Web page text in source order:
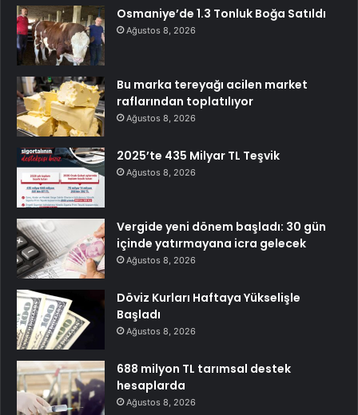
Osmaniye’de 1.3 Tonluk Boğa Satıldı
Ağustos 8, 2026
Bu marka tereyağı acilen market
raflarından toplatılıyor
Ağustos 8, 2026
2025’te 435 Milyar TL Teşvik
Ağustos 8, 2026
Vergide yeni dönem başladı: 30 gün
içinde yatırmayana icra gelecek
Ağustos 8, 2026
Döviz Kurları Haftaya Yükselişle
Başladı
Ağustos 8, 2026
688 milyon TL tarımsal destek
hesaplarda
Ağustos 8, 2026